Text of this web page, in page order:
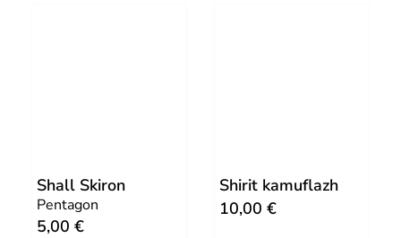
Shall Skiron
Pentagon
5,00 €
Shirit kamuflazh
10,00 €